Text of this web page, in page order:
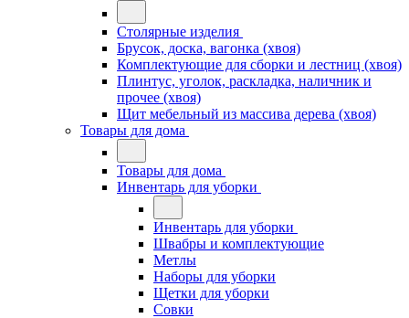
Столярные изделия
Брусок, доска, вагонка (хвоя)
Комплектующие для сборки и лестниц (хвоя)
Плинтус, уголок, раскладка, наличник и
прочее (хвоя)
Щит мебельный из массива дерева (хвоя)
Товары для дома
Товары для дома
Инвентарь для уборки
Инвентарь для уборки
Швабры и комплектующие
Метлы
Наборы для уборки
Щетки для уборки
Совки